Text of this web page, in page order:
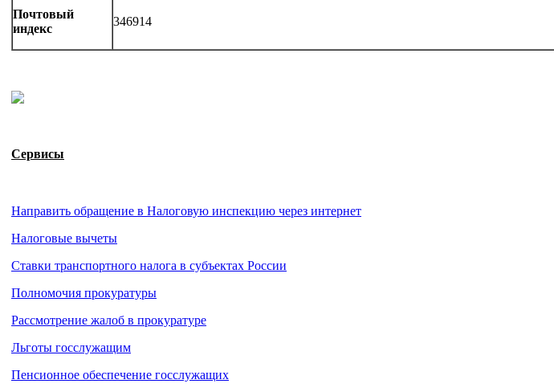
Почтовый
индекс
346914
Сервисы
Направить обращение в Налоговую инспекцию через интернет
Налоговые вычеты
Ставки транспортного налога в субъектах России
Полномочия прокуратуры
Рассмотрение жалоб в прокуратуре
Льготы госслужащим
Пенсионное обеспечение госслужащих